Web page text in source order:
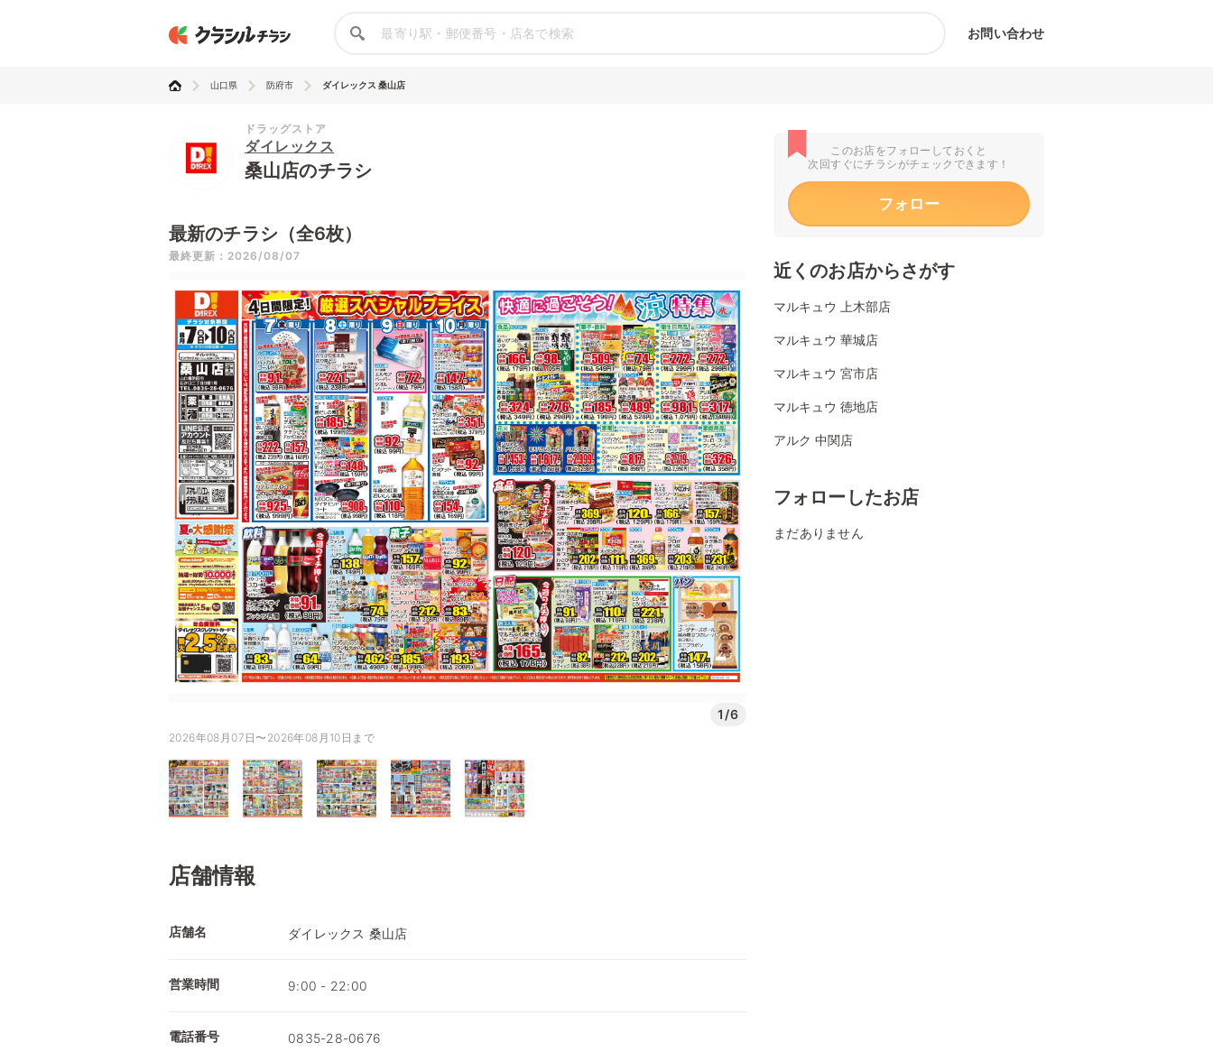
お問い合わせ
山口県 防府市 ダイレックス 桑山店
ドラッグストア
ダイレックス
桑山店のチラシ
最新のチラシ（全6枚）
最終更新：2026/08/07
1/6
2026年08月07日〜2026年08月10日まで
店舗情報
店舗名 ダイレックス 桑山店
営業時間 9:00 - 22:00
電話番号 0835-28-0676
このお店をフォローしておくと
次回すぐにチラシがチェックできます！
フォロー
近くのお店からさがす
マルキュウ 上木部店
マルキュウ 華城店
マルキュウ 宮市店
マルキュウ 徳地店
アルク 中関店
フォローしたお店
まだありません